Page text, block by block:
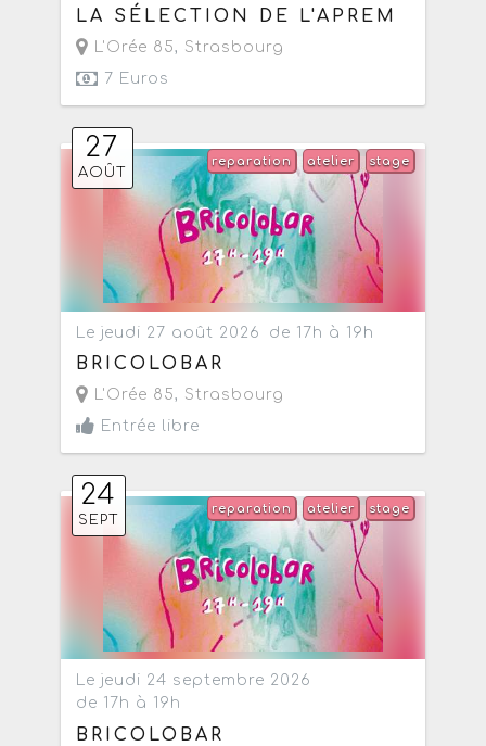
LA SÉLECTION DE L'APREM
L'Orée 85, Strasbourg
7 Euros
27
AOÛT
stage
atelier
reparation
Le jeudi 27 août 2026 de 17h à 19h
BRICOLOBAR
L'Orée 85, Strasbourg
Entrée libre
24
SEPT
stage
atelier
reparation
Le jeudi 24 septembre 2026
de 17h à 19h
BRICOLOBAR